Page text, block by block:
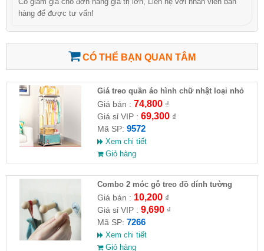
hàng để được tư vấn!
CÓ THỂ BẠN QUAN TÂM
Giá treo quần áo hình chữ nhật loại nhỏ
(HĐ )
Giá bán : 74,800₫
Giá sỉ VIP : 69,300₫
Mã SP: 9572
Xem chi tiết
Giỏ hàng
Combo 2 móc gỗ treo đồ dính tường
Giá bán : 10,200₫
Giá sỉ VIP : 9,690₫
Mã SP: 7266
Xem chi tiết
Giỏ hàng